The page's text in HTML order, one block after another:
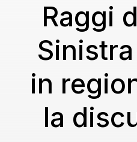
Raggi
in
la